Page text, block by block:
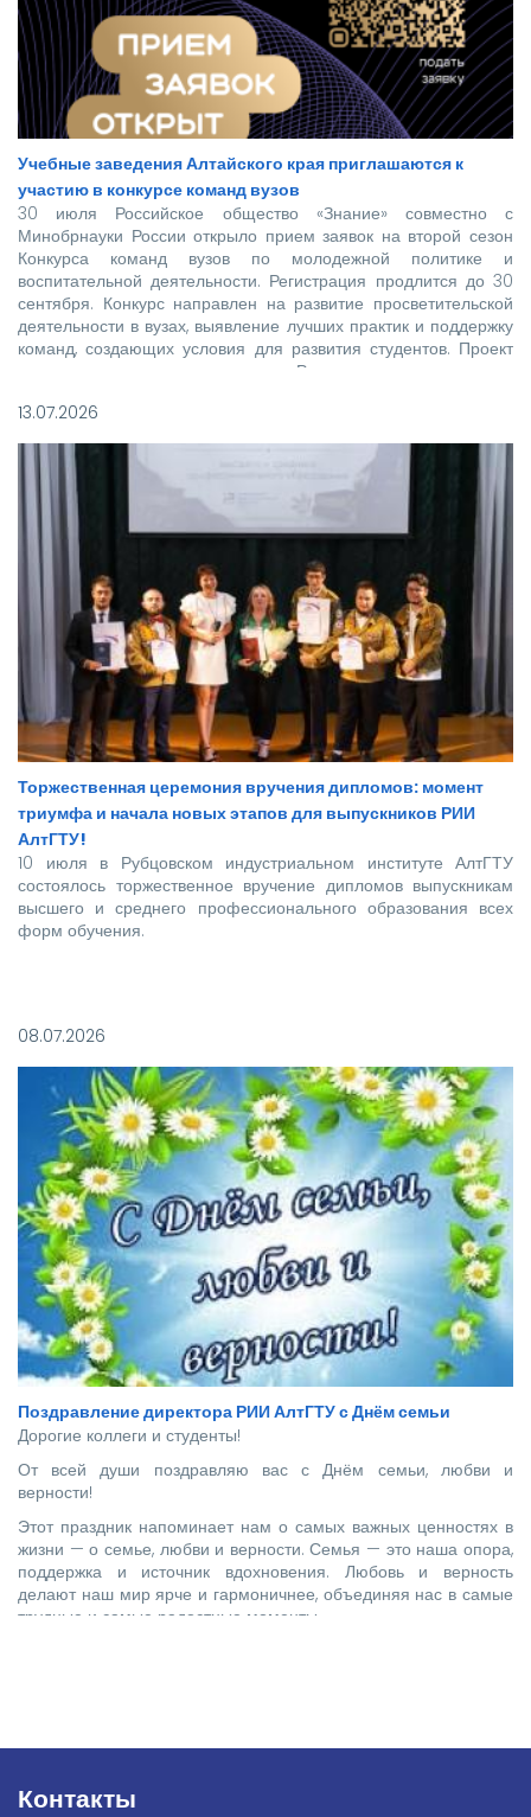
Учебные заведения Алтайского края приглашаются к
участию в конкурсе команд вузов
30 июля Российское общество «Знание» совместно с
Минобрнауки России открыло прием заявок на второй сезон
Конкурса команд вузов по молодежной политике и
воспитательной деятельности. Регистрация продлится до 30
сентября. Конкурс направлен на развитие просветительской
деятельности в вузах, выявление лучших практик и поддержку
команд, создающих условия для развития студентов. Проект
реализуется при поддержке Росмолодежи в рамках
13.07.2026
Торжественная церемония вручения дипломов: момент
триумфа и начала новых этапов для выпускников РИИ
АлтГТУ!
10 июля в Рубцовском индустриальном институте АлтГТУ
состоялось торжественное вручение дипломов выпускникам
высшего и среднего профессионального образования всех
форм обучения.
высококвалифицированных специалистов, которым предстоит
стать надежной опорой и строить будущее нашей великой
страны.
08.07.2026
Поздравление директора РИИ АлтГТУ с Днём семьи
Дорогие коллеги и студенты!
От всей души поздравляю вас с Днём семьи, любви и
верности!
Этот праздник напоминает нам о самых важных ценностях в
жизни — о семье, любви и верности. Семья — это наша опора,
поддержка и источник вдохновения. Любовь и верность
делают наш мир ярче и гармоничнее, объединяя нас в самые
трудные и самые радостные моменты.
Контакты